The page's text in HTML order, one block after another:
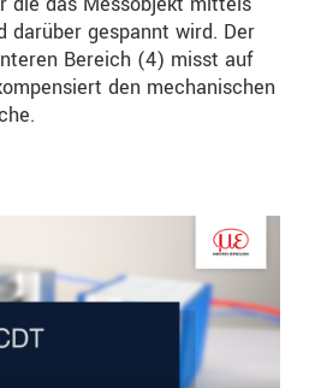
darüber gespannt wird. Der
Bereich (4) misst auf
den mechanischen